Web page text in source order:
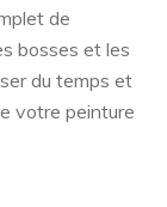
de
bosses et les
du temps et
votre peinture